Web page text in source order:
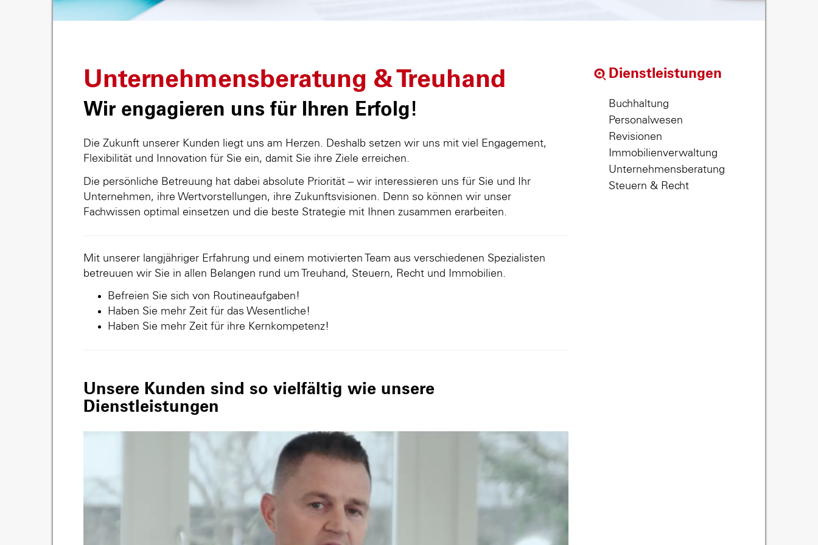
Unternehmensberatung & Treuhand
Wir engagieren uns für Ihren Erfolg!
Die Zukunft unserer Kunden liegt uns am Herzen. Deshalb setzen wir uns mit viel Engagement,
Flexibilität und Innovation für Sie ein, damit Sie ihre Ziele erreichen.
Die persönliche Betreuung hat dabei absolute Priorität – wir interessieren uns für Sie und Ihr
Unternehmen, ihre Wertvorstellungen, ihre Zukunftsvisionen. Denn so können wir unser
Fachwissen optimal einsetzen und die beste Strategie mit Ihnen zusammen erarbeiten.
Mit unserer langjähriger Erfahrung und einem motivierten Team aus verschiedenen Spezialisten
betreuuen wir Sie in allen Belangen rund um Treuhand, Steuern, Recht und Immobilien.
Befreien Sie sich von Routineaufgaben!
Haben Sie mehr Zeit für das Wesentliche!
Haben Sie mehr Zeit für ihre Kernkompetenz!
Unsere Kunden sind so vielfältig wie unsere
Dienstleistungen
Dienstleistungen
Buchhaltung
Personalwesen
Revisionen
Immobilienverwaltung
Unternehmensberatung
Steuern & Recht